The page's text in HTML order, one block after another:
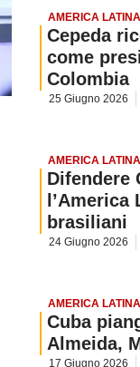
AMERICA
Cepeda
come
Colombia
25 Giugno 2026
AMERICA
Difendere
brasiliani
24 Giugno 2026
AMERICA
Cuba
Almeida,
17 Giugno 2026